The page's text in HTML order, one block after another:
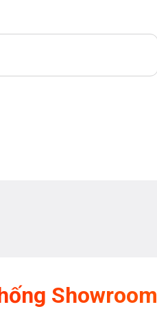
Showroom